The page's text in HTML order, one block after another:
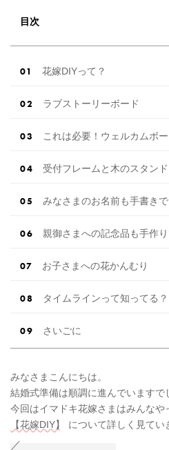
ン内容をま […]続
目次
花嫁DIYって？
ラブストーリーボード
これは必要！ウェルカムボー
受付フレームと木のスタンド
みなさまのお名前も手書きで
親御さまへの記念品も手作
お子さまへの花かんむり
タイムラインって知ってる？
さいごに
みなさまこんにちは。
結婚式準備は順調に進んでいますで
今回はイマドキ花嫁さまはみんなや
【花嫁DIY】
について詳しく見てい